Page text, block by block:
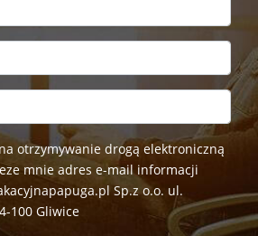
otrzymywanie drogą elektroniczną
mnie adres e-mail informacji
Sp.z o.o. ul.
100 Gliwice